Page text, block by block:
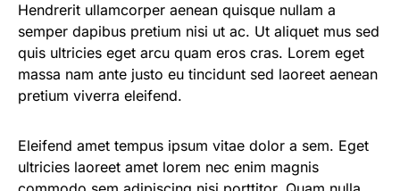
Hendrerit ullamcorper aenean quisque nullam a
semper dapibus pretium nisi ut ac. Ut aliquet mus sed
quis ultricies eget arcu quam eros cras. Lorem eget
massa nam ante justo eu tincidunt sed laoreet aenean
pretium viverra eleifend.
Eleifend amet tempus ipsum vitae dolor a sem. Eget
ultricies laoreet amet lorem nec enim magnis